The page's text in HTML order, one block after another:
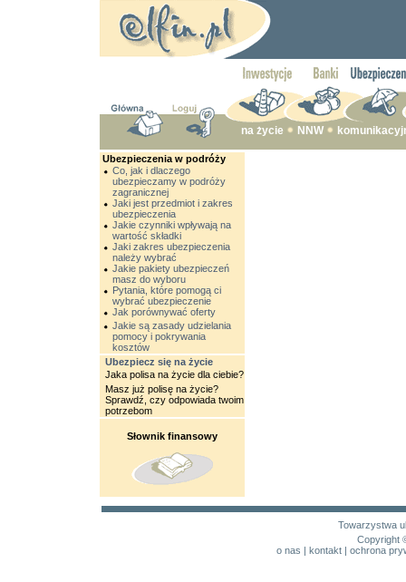
na życie NNW
Ubezpieczenia w podróży
Co, jak i dlaczego
ubezpieczamy w podróży
zagranicznej
Jaki jest przedmiot i zakres
ubezpieczenia
Jakie czynniki wpływają na
wartość składki
Jaki zakres ubezpieczenia
należy wybrać
Jakie pakiety ubezpieczeń
masz do wyboru
Pytania, które pomogą ci
wybrać ubezpieczenie
Jak porównywać oferty
Jakie są zasady udzielania
pomocy i pokrywania
kosztów
Ubezpiecz się na życie
Jaka polisa na życie dla ciebie?
Masz już polisę na życie?
Sprawdź, czy odpowiada twoim
potrzebom
Słownik finansowy
Towarzystwa
Copyright
o nas | kontakt| ochrona